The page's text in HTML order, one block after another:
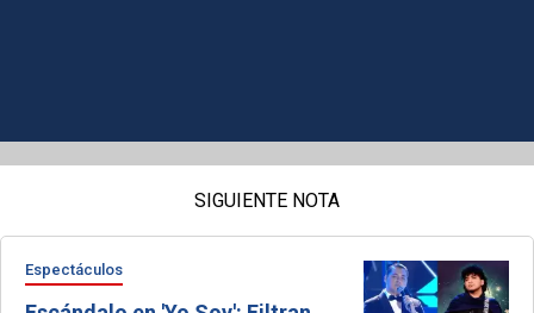
SIGUIENTE NOTA
Espectáculos